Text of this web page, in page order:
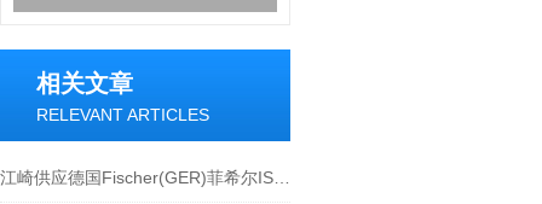
相关文章
RELEVANT ARTICLES